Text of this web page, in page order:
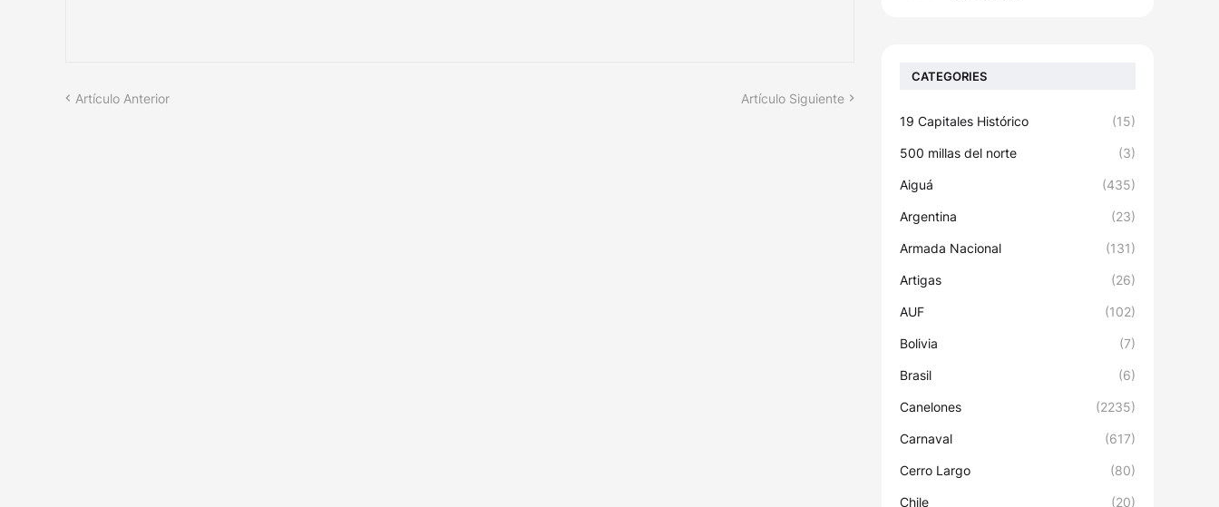
Artículo Anterior Artículo Siguiente
CATEGORIES
19 Capitales Histórico (15)
500 millas del norte (3)
Aiguá (435)
Argentina (23)
Armada Nacional (131)
Artigas (26)
AUF (102)
Bolivia (7)
Brasil (6)
Canelones (2235)
Carnaval (617)
Cerro Largo (80)
Chile (20)